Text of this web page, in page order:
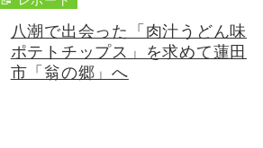
八潮で出会った「肉汁うどん味
ポテトチップス」を求めて蓮田
市「翁の郷」へ